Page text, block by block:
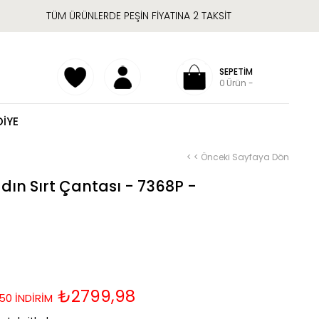
TÜM ÜRÜNLERDE PEŞİN FİYATINA 2 TAKSİT
SEPETIM
0 Ürün
< < Önceki Sayfaya Dön
Sırt Çantası - 7368P -
İNDİRİM ₺2799,98